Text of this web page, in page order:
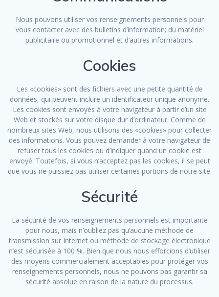
Nous pouvons utiliser vos renseignements personnels pour
vous contacter avec des bulletins d’information; du matériel
publicitaire ou promotionnel et d’autres informations.
Cookies
Les «cookies» sont des fichiers avec une petite quantité de
données, qui peuvent inclure un identificateur unique anonyme.
Les cookies sont envoyés à votre navigateur à partir d’un site
Web et stockés sur votre disque dur d’ordinateur. Comme de
nombreux sites Web, nous utilisons des «cookies» pour collecter
des informations. Vous pouvez demander à votre navigateur de
refuser tous les cookies ou d’indiquer quand un cookie est
envoyé. Toutefois, si vous n’acceptez pas les cookies, il se peut
que vous ne puissiez pas utiliser certaines portions de notre site.
Sécurité
La sécurité de vos renseignements personnels est importante
pour nous, mais n’oubliez pas qu’aucune méthode de
transmission sur Internet ou méthode de stockage électronique
n’est sécurisée à 100 %. Bien que nous nous efforcions d’utiliser
des moyens commercialement acceptables pour protéger vos
renseignements personnels, nous ne pouvons pas garantir sa
sécurité absolue en raison de la nature du processus.